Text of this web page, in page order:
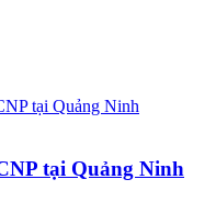
tại Quảng Ninh